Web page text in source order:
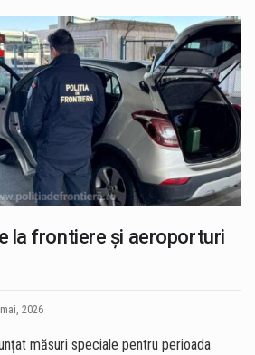
la frontiere și aeroporturi
2026
măsuri speciale pentru perioada